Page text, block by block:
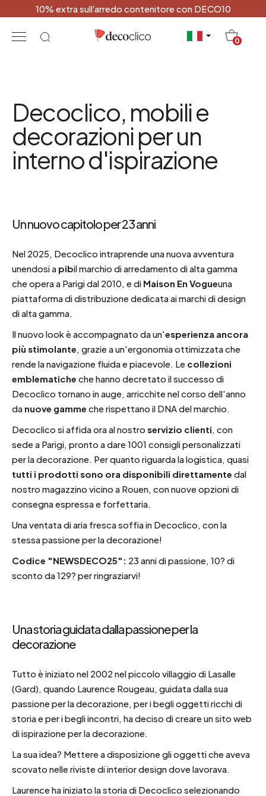
10% extra sull’arredo contenitore con DECO10
0
Decoclico, mobili e
decorazioni per un
interno d'ispirazione
Un nuovo capitolo per 23 anni
Nel 2025, Decoclico intraprende una nuova avventura
unendosi a pibil marchio di arredamento di alta gamma
che opera a Parigi dal 2010, e di Maison En Vogueuna
piattaforma di distribuzione dedicata ai marchi di design
di alta gamma.
Il nuovo look è accompagnato da un'esperienza ancora
più stimolante, grazie a un'ergonomia ottimizzata che
rende la navigazione fluida e piacevole. Le collezioni
emblematiche che hanno decretato il successo di
Decoclico tornano in auge, arricchite nel corso dell'anno
da nuove gamme che rispettano il DNA del marchio.
Decoclico si affida ora al nostro servizio clienti, con
sede a Parigi, pronto a dare 1001 consigli personalizzati
per la decorazione. Per quanto riguarda la logistica, quasi
tutti i prodotti sono ora disponibili direttamente dal
nostro magazzino vicino a Rouen, con nuove opzioni di
consegna espressa e forfettaria.
Una ventata di aria fresca soffia in Decoclico, con la
stessa passione per la decorazione!
Codice "NEWSDECO25": 23 anni di passione, 10? di
sconto da 129? per ringraziarvi!
Una storia guidata dalla passione per la
decorazione
Tutto è iniziato nel 2002 nel piccolo villaggio di Lasalle
(Gard), quando Laurence Rougeau, guidata dalla sua
passione per la decorazione, per i begli oggetti ricchi di
storia e per i begli incontri, ha deciso di creare un sito web
di ispirazione per la decorazione.
La sua idea? Mettere a disposizione gli oggetti che aveva
scovato nelle riviste di interior design dove lavorava.
Laurence ha iniziato la storia di Decoclico selezionando